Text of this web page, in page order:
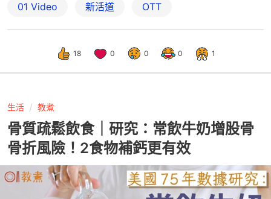
01 Video 新活道 OTT
18 0 0 0 1
生活 教煮
骨質疏鬆飲食｜研究：常飲牛奶增股骨
骨折風險！2食物補鈣更有效